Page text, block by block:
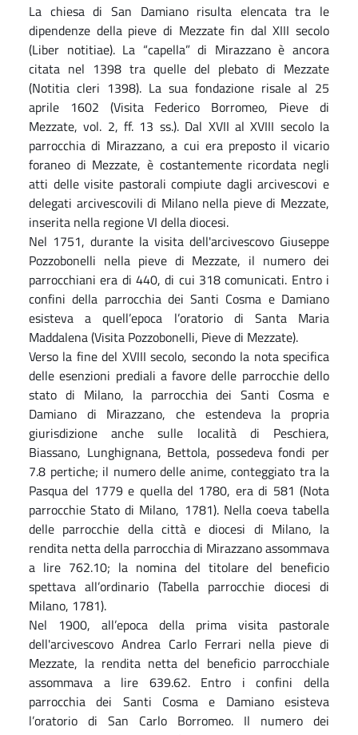
La chiesa di San Damiano risulta elencata tra le
dipendenze della pieve di Mezzate fin dal XIII secolo
(Liber notitiae). La “capella” di Mirazzano è ancora
citata nel 1398 tra quelle del plebato di Mezzate
(Notitia cleri 1398). La sua fondazione risale al 25
aprile 1602 (Visita Federico Borromeo, Pieve di
Mezzate, vol. 2, ff. 13 ss.). Dal XVII al XVIII secolo la
parrocchia di Mirazzano, a cui era preposto il vicario
foraneo di Mezzate, è costantemente ricordata negli
atti delle visite pastorali compiute dagli arcivescovi e
delegati arcivescovili di Milano nella pieve di Mezzate,
inserita nella regione VI della diocesi.
Nel 1751, durante la visita dell'arcivescovo Giuseppe
Pozzobonelli nella pieve di Mezzate, il numero dei
parrocchiani era di 440, di cui 318 comunicati. Entro i
confini della parrocchia dei Santi Cosma e Damiano
esisteva a quell’epoca l’oratorio di Santa Maria
Maddalena (Visita Pozzobonelli, Pieve di Mezzate).
Verso la fine del XVIII secolo, secondo la nota specifica
delle esenzioni prediali a favore delle parrocchie dello
stato di Milano, la parrocchia dei Santi Cosma e
Damiano di Mirazzano, che estendeva la propria
giurisdizione anche sulle località di Peschiera,
Biassano, Lunghignana, Bettola, possedeva fondi per
7.8 pertiche; il numero delle anime, conteggiato tra la
Pasqua del 1779 e quella del 1780, era di 581 (Nota
parrocchie Stato di Milano, 1781). Nella coeva tabella
delle parrocchie della città e diocesi di Milano, la
rendita netta della parrocchia di Mirazzano assommava
a lire 762.10; la nomina del titolare del beneficio
spettava all’ordinario (Tabella parrocchie diocesi di
Milano, 1781).
Nel 1900, all’epoca della prima visita pastorale
dell'arcivescovo Andrea Carlo Ferrari nella pieve di
Mezzate, la rendita netta del beneficio parrocchiale
assommava a lire 639.62. Entro i confini della
parrocchia dei Santi Cosma e Damiano esisteva
l’oratorio di San Carlo Borromeo. Il numero dei